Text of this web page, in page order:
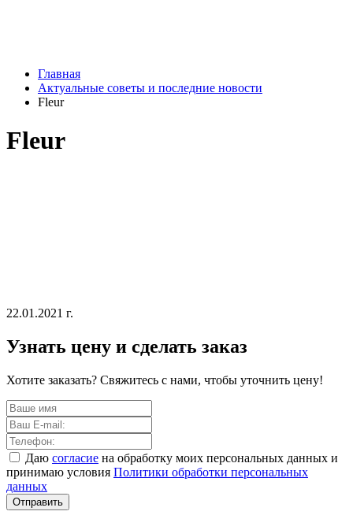
Главная
Актуальные советы и последние новости
Fleur
Fleur
22.01.2021 г.
Узнать цену и сделать заказ
Хотите заказать? Свяжитесь с нами, чтобы уточнить цену!
Даю согласие на обработку моих персональных данных и
принимаю условия Политики обработки персональных
данных
Отправить